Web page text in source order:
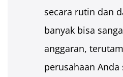
secara rutin dan
banyak bisa
anggaran,
perusahaan Anda